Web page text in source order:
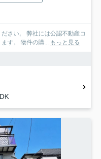
認不動産コ
す。 物件の購...
もっと見る